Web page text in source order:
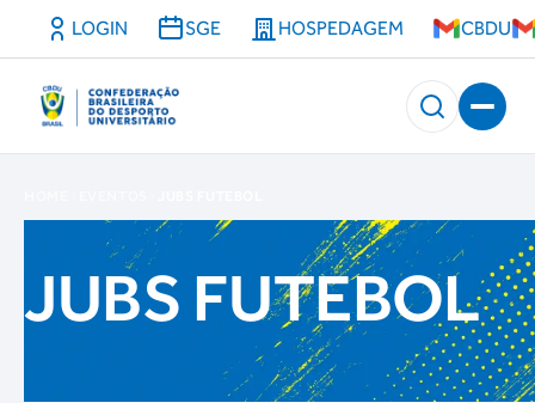
LOGIN SGE HOSPEDAGEM CBDU
JUBS FUTEBOL